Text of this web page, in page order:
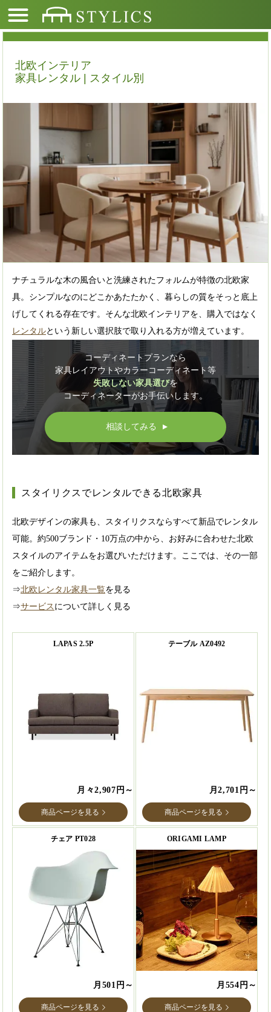
北欧インテリア
家具レンタル | スタイル別
ナチュラルな木の風合いと洗練されたフォルムが特徴の北欧家
具。シンプルなのにどこかあたたかく、暮らしの質をそっと底上
げしてくれる存在です。そんな北欧インテリアを、購入ではなく
レンタルという新しい選択肢で取り入れる方が増えています。
コーディネートプランなら
家具レイアウトやカラーコーディネート等
失敗しない家具選びを
コーディネーターがお手伝いします。
相談してみる ▲
スタイリクスでレンタルできる北欧家具
北欧デザインの家具も、スタイリクスならすべて新品でレンタル
可能。約500ブランド・10万点の中から、お好みに合わせた北欧
スタイルのアイテムをお選びいただけます。ここでは、その一部
をご紹介します。
⇒北欧レンタル家具一覧を見る
⇒サービス について詳しく見る
LAPAS 2.5P
月々2,907円～
商品ページを見る
テーブル AZ0492
月2,701円～
商品ページを見る
チェア PT028
月501円～
商品ページを見る
ORIGAMI LAMP
月554円～
商品ページを見る